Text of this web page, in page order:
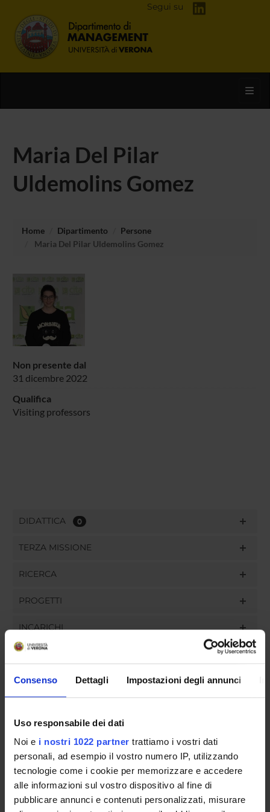
Consenso Dettagli Impostazioni degli annunci
Uso responsabile dei dati
Noi e i nostri 1022 partner trattiamo i vostri dati
personali, ad esempio il vostro numero IP, utilizzando
tecnologie come i cookie per memorizzare e accedere
alle informazioni sul vostro dispositivo al fine di
pubblicare annunci e contenuti personalizzati, misurare
Segui su
Maria Del Pilar
Uldemolins Gomez
Home Dipartimento
Persone
Maria Del Pilar Uldemolins Gomez
Non presente dal
31 dicembre 2022
Qualifica
Visiting professors
DIDATTICA 0
TERZA MISSIONE
RICERCA
PROGETTI
INCARICHI
GOVERNANCE
COMMISSIONI
UFFICI E STRUTTURE DI SERVIZIO
SERVIZI DI SEGRETERIA STUDENTI